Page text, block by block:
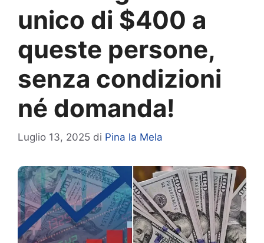
unico di $400 a
queste persone,
senza condizioni
né domanda!
Luglio 13, 2025 di Pina la Mela